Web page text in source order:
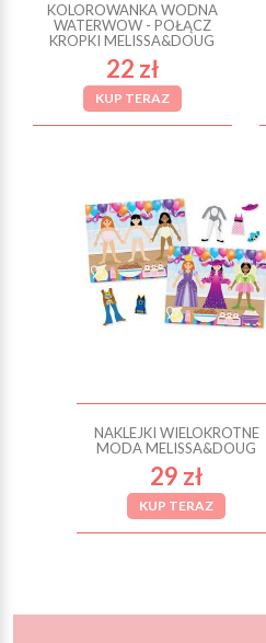
KOLOROWANKA WODNA
WATERWOW - POŁĄCZ
KROPKI MELISSA&DOUG
22 zł
KUP TERAZ
NAKLEJKI WIELOKROTNE
MODA MELISSA&DOUG
29 zł
KUP TERAZ